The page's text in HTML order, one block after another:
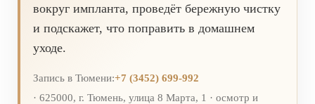
вокруг импланта, проведёт бережную чистку
и подскажет, что поправить в домашнем
уходе.
Запись в Тюмени:+7 (3452) 699-992
· 625000, г. Тюмень, улица 8 Марта, 1 · осмотр и